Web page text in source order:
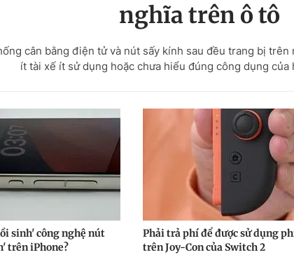
nghĩa trên ô tô
cân bằng điện tử và nút sấy kính sau đều trang bị
ít tài xế ít sử dụng hoặc chưa hiểu đúng công dụng của
sinh' công nghệ nút
trên iPhone?
Phải trả phí để được sử dụng
trên Joy-Con của Switch 2